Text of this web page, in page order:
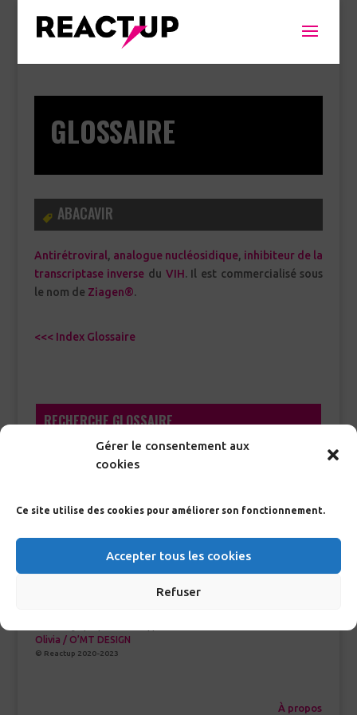
Gérer le consentement aux
cookies
Ce site utilise des cookies pour améliorer son fonctionnement.
Accepter tous les cookies
Refuser
GLOSSAIRE
ABACAVIR
Antirétroviral, analogue nucléosidique, inhibiteur de la
transcriptase inverse du VIH. Il est commercialisé sous
le nom de Ziagen®.
<<< Index Glossaire
RECHERCHE GLOSSAIRE
Olivia / O’MT DESIGN
© Reactup 2020-2023
À propos